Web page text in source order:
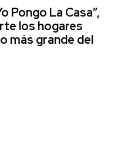
Pongo La Casa”,
los hogares
más grande del